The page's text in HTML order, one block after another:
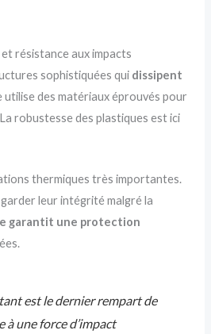
résistance aux impacts
sophistiquées qui dissipent
utilise des matériaux éprouvés pour
robustesse des plastiques est ici
thermiques très importantes.
leur intégrité malgré la
garantit une protection
est le dernier rempart de
à une force d’impact